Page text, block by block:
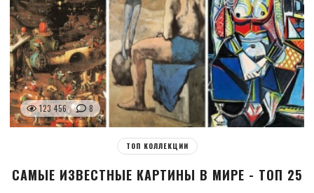
123 456 8
ТОП КОЛЛЕКЦИИ
САМЫЕ ИЗВЕСТНЫЕ КАРТИНЫ В МИРЕ - ТОП 25